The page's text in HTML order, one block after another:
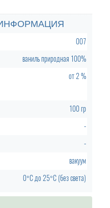
007
ваниль природная 100%
от2 %
100 гр
-
-
вакуум
0°Cдо 25°C (без света)